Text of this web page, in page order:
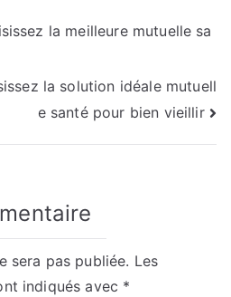
la meilleure mutuelle sa
la solution idéale mutuell
e santé pour bien vieillir
sera pas publiée. Les
indiqués avec *